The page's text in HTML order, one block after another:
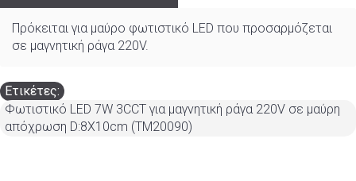
Πρόκειται για μαύρο φωτιστικό LED που προσαρμόζεται
σε μαγνητική ράγα 220V.
Ετικέτες:
Φωτιστικό LED 7W 3CCT για μαγνητική ράγα 220V σε μαύρη
απόχρωση D:8X10cm (TM20090)